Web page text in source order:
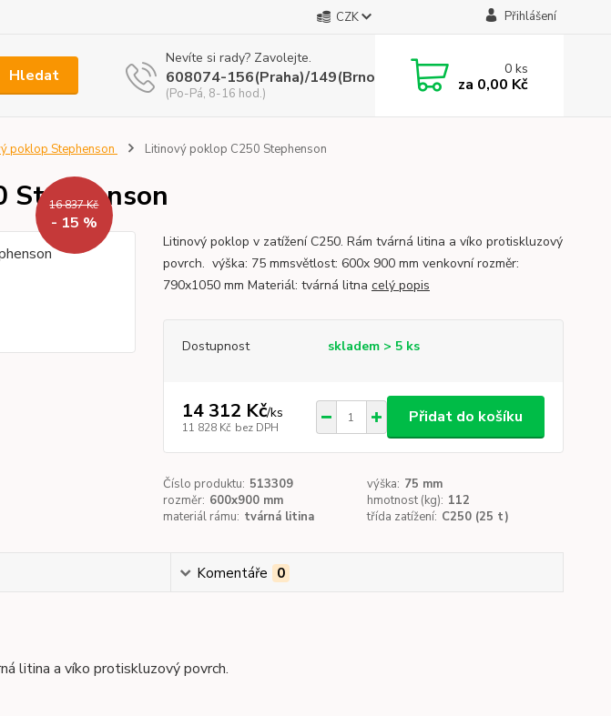
CZK Přihlášení
Hledat
Nevíte si rady? Zavolejte.
608074-156(Praha)/149(Brno)
(Po-Pá, 8-16 hod.)
0ks
za 0,00 Kč
poklop Stephenson Litinový poklop C250 Stephenson
Stephenson
16 837 Kč
- 15 %
Litinový poklop v zatížení C250. Rám tvárná litina a víko protiskluzový
povrch. výška: 75 mmsvětlost: 600x 900 mm venkovní rozměr:
790x1050 mm Materiál: tvárná litna celý popis
Dostupnost skladem > 5 ks
14 312 Kč/ks
11 828 Kč bez DPH
Přidat do košíku
Číslo produktu: 513309 výška: 75 mm
rozměr: 600x900 mm hmotnost (kg): 112
materiál rámu: tvárná litina třída zatížení: C250 (25 t)
Komentáře 0
litina a víko protiskluzový povrch.